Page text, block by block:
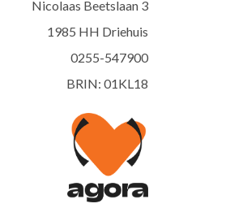
Nicolaas Beetslaan 3
1985 HH Driehuis
0255-547900
BRIN: 01KL18